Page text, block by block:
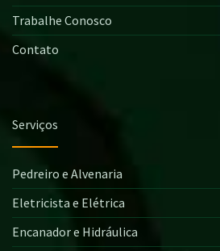
Trabalhe Conosco
Contato
Serviços
Pedreiro e Alvenaria
Eletricista e Elétrica
Encanador e Hidráulica